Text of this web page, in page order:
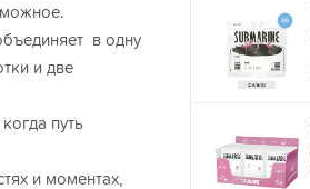
в одну
и две
путь
и моментах,